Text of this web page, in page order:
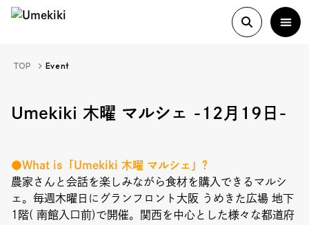
About
History
Food Study
TOP Event
Umekiki 木曜 マルシェ -12月19日-
●What is「Umekiki 木曜 マルシェ」?
農家さんと会話を楽しみながら食材を購入できるマルシ
ェ。毎週木曜日にグランフロント大阪 うめきた広場 地下
1階( 南館入口前)で開催。関西を中心とした様々な都道府